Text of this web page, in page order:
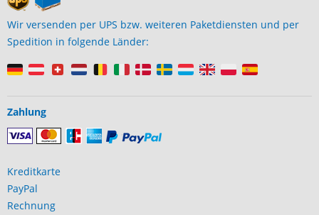
Wir versenden per UPS bzw. weiteren Paketdiensten und per
Spedition in folgende Länder:
Zahlung
Kreditkarte
PayPal
Rechnung